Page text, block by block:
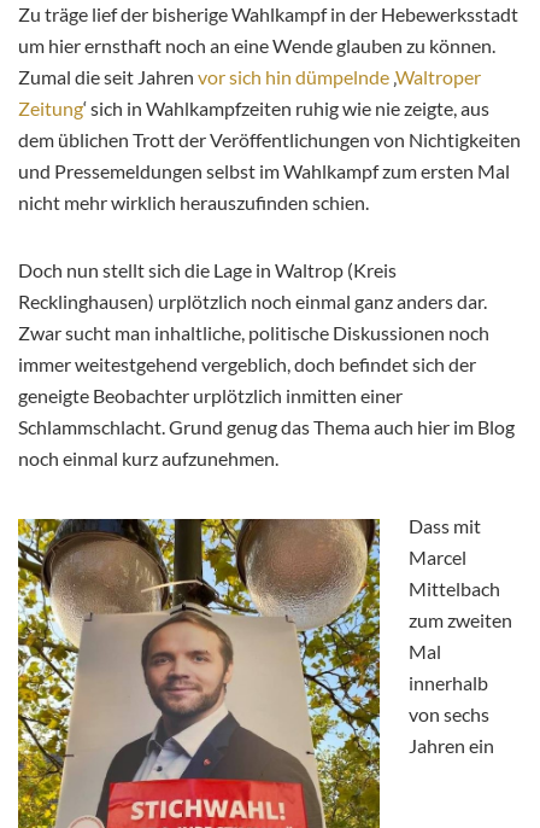
Zu träge lief der bisherige Wahlkampf in der Hebewerksstadt
um hier ernsthaft noch an eine Wende glauben zu können.
Zumal die seit Jahren vor sich hin dümpelnde ‚Waltroper
Zeitung‘ sich in Wahlkampfzeiten ruhig wie nie zeigte, aus
dem üblichen Trott der Veröffentlichungen von Nichtigkeiten
und Pressemeldungen selbst im Wahlkampf zum ersten Mal
nicht mehr wirklich herauszufinden schien.
Doch nun stellt sich die Lage in Waltrop (Kreis
Recklinghausen) urplötzlich noch einmal ganz anders dar.
Zwar sucht man inhaltliche, politische Diskussionen noch
immer weitestgehend vergeblich, doch befindet sich der
geneigte Beobachter urplötzlich inmitten einer
Schlammschlacht. Grund genug das Thema auch hier im Blog
noch einmal kurz aufzunehmen.
Dass mit
Marcel
Mittelbach
zum zweiten
Mal
innerhalb
von sechs
Jahren ein